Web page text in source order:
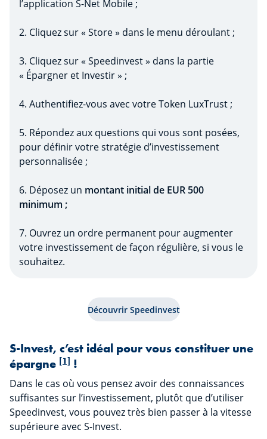
l’application S-Net Mobile ;
2. Cliquez sur « Store » dans le menu déroulant ;
3. Cliquez sur « Speedinvest » dans la partie
« Épargner et Investir » ;
4. Authentifiez-vous avec votre Token LuxTrust ;
5. Répondez aux questions qui vous sont posées,
pour définir votre stratégie d’investissement
personnalisée ;
6. Déposez un montant initial de EUR 500
minimum ;
7. Ouvrez un ordre permanent pour augmenter
votre investissement de façon régulière, si vous le
souhaitez.
Découvrir Speedinvest
S-Invest, c’est idéal pour vous constituer une
épargne [1] !
Dans le cas où vous pensez avoir des connaissances
suffisantes sur l’investissement, plutôt que d’utiliser
Speedinvest, vous pouvez très bien passer à la vitesse
supérieure avec S-Invest.